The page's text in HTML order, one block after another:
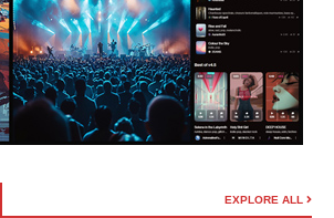
EXPLORE ALL